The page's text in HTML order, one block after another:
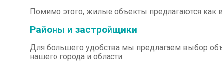
Помимо этого, жилые объекты предлагаются как
Районы и застройщики
Для большего удобства мы предлагаем выбор
нашего города и области: